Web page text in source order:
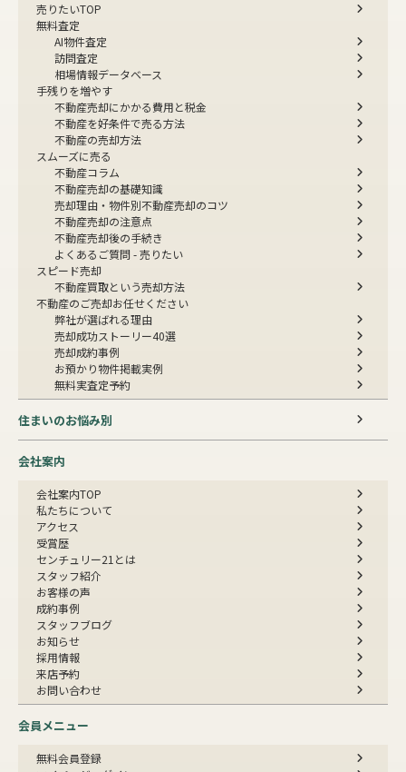
売りたいTOP
無料査定
AI物件査定
訪問査定
相場情報データベース
手残りを増やす
不動産売却にかかる費用と税金
不動産を好条件で売る方法
不動産の売却方法
スムーズに売る
不動産コラム
不動産売却の基礎知識
売却理由・物件別不動産売却のコツ
不動産売却の注意点
不動産売却後の手続き
よくあるご質問 - 売りたい
スピード売却
不動産買取という売却方法
不動産のご売却お任せください
弊社が選ばれる理由
売却成功ストーリー40選
売却成約事例
お預かり物件掲載実例
無料実査定予約
住まいのお悩み別
会社案内
会社案内TOP
私たちについて
アクセス
受賞歴
センチュリー21とは
スタッフ紹介
お客様の声
成約事例
スタッフブログ
お知らせ
採用情報
来店予約
お問い合わせ
会員メニュー
無料会員登録